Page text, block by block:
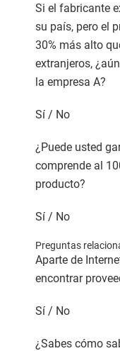
Si el fabricante
su país, pero el
30% más alto
extranjeros,
la empresa A?
Sí / No
¿Puede usted
comprende al
producto?
Sí / No
Preguntas
Aparte de
encontrar
Sí / No
¿Sabes cómo